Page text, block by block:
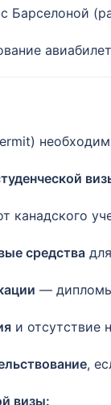
Барселоной
канадского
средства
—
и отсутствие
,
визы: